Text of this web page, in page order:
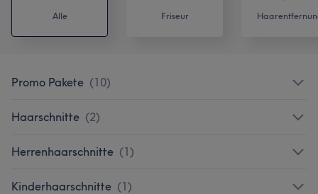
Alle Friseur
Promo Pakete (10)
Haarschnitte (2)
Herrenhaarschnitte (1)
Kinderhaarschnitte (1)